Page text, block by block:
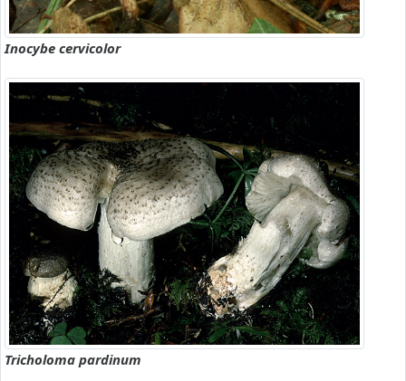
Inocybe cervicolor
Tricholoma pardinum